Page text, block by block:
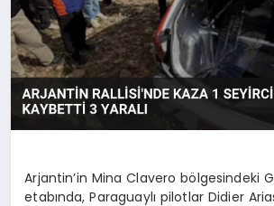
Arjantin’in Mina Clavero bölgesindeki
etabında, Paraguaylı pilotlar Didier